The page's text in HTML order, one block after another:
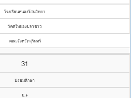
โรงเรียนหนองโสนวิทยา
วัดศรีหนองปลาขาว
คณะจังหวัดสุรินทร์
31
มัธยมศึกษา
ม.๑